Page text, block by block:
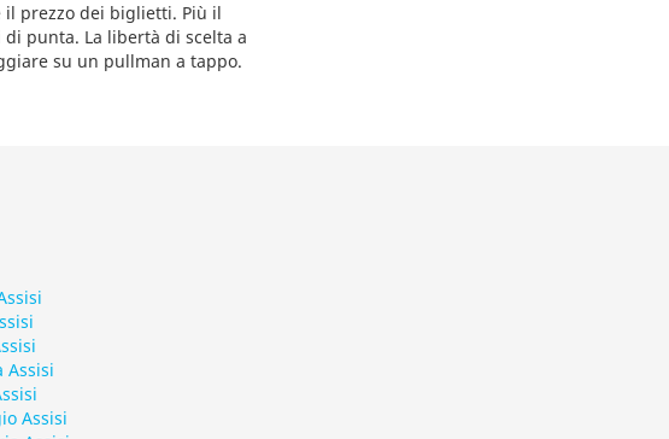
prezzo dei biglietti. Più il
punta. La libertà di scelta a
su un pullman a tappo.
Assisi
Assisi